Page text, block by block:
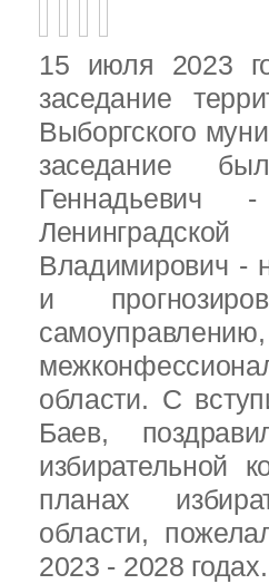
15 июля 2023
заседание
Выборгского
заседание
Геннадьевич
Владимирович -
и
области. С
Баев,
избирательной
планах
области,
2023 - 2028 годах.